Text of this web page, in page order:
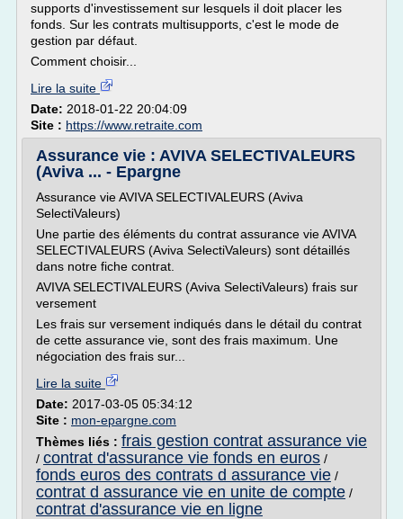
supports d'investissement sur lesquels il doit placer les
fonds. Sur les contrats multisupports, c'est le mode de
gestion par défaut.
Comment choisir...
Lire la suite
Date: 2018-01-22 20:04:09
Site : https://www.retraite.com
Assurance vie : AVIVA SELECTIVALEURS
(Aviva ... - Epargne
Assurance vie AVIVA SELECTIVALEURS (Aviva
SelectiValeurs)
Une partie des éléments du contrat assurance vie AVIVA
SELECTIVALEURS (Aviva SelectiValeurs) sont détaillés
dans notre fiche contrat.
AVIVA SELECTIVALEURS (Aviva SelectiValeurs) frais sur
versement
Les frais sur versement indiqués dans le détail du contrat
de cette assurance vie, sont des frais maximum. Une
négociation des frais sur...
Lire la suite
Date: 2017-03-05 05:34:12
Site : mon-epargne.com
Thèmes liés : frais gestion contrat assurance vie
/ contrat d'assurance vie fonds en euros /
fonds euros des contrats d assurance vie /
contrat d assurance vie en unite de compte /
contrat d'assurance vie en ligne